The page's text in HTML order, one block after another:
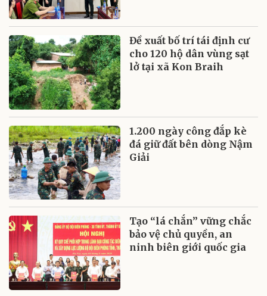
Đề xuất bố trí tái định cư
cho 120 hộ dân vùng sạt
lở tại xã Kon Braih
1.200 ngày công đắp kè
đá giữ đất bên dòng Nậm
Giải
Tạo “lá chắn” vững chắc
bảo vệ chủ quyền, an
ninh biên giới quốc gia